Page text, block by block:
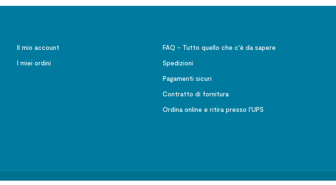
Il mio account
I miei ordini
FAQ - Tutto quello che c'è da sapere
Spedizioni
Pagamenti sicuri
Contratto di fornitura
Ordina online e ritira presso l'UPS